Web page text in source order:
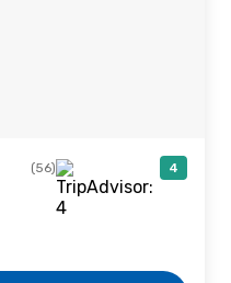
(56) 4